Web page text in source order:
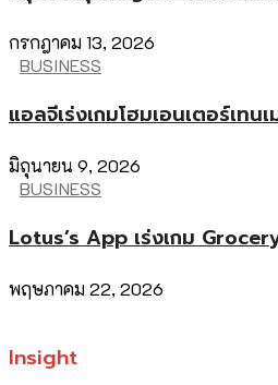
กรกฎาคม 13, 2026
BUSINESS
แอลจีเร่งเกมโฮมเอนเตอร์เทน
มิถุนายน 9, 2026
BUSINESS
Lotus’s App เร่งเกม
พฤษภาคม 22, 2026
Insight